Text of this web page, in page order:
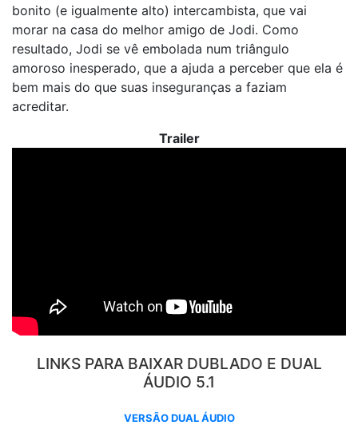
bonito (e igualmente alto) intercambista, que vai
morar na casa do melhor amigo de Jodi. Como
resultado, Jodi se vê embolada num triângulo
amoroso inesperado, que a ajuda a perceber que ela é
bem mais do que suas inseguranças a faziam
acreditar.
Trailer
LINKS PARA BAIXAR DUBLADO E DUAL
ÁUDIO 5.1
VERSÃO DUAL ÁUDIO